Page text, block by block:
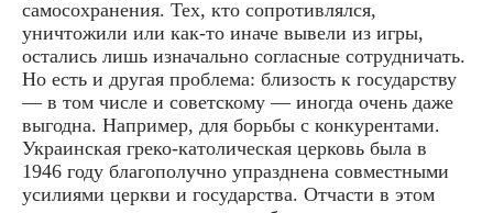
самосохранения. Тех, кто сопротивлялся,
уничтожили или как-то иначе вывели из игры,
остались лишь изначально согласные сотрудничать.
Но есть и другая проблема: близость к государству
— в том числе и советскому — иногда очень даже
выгодна. Например, для борьбы с конкурентами.
Украинская греко-католическая церковь была в
1946 году благополучно упразднена совместными
усилиями церкви и государства. Отчасти в этом